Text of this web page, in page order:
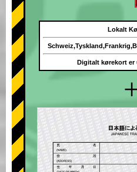
Lokalt
Digitalt kørekort